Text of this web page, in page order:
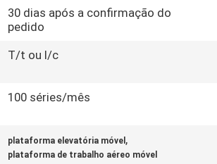
30 dias após a confirmação do
pedido
T/t ou l/c
100 séries/mês
plataforma elevatória móvel ,
plataforma de trabalho aéreo móvel